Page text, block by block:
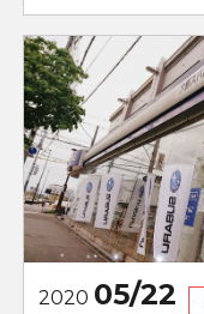
2020 05/22